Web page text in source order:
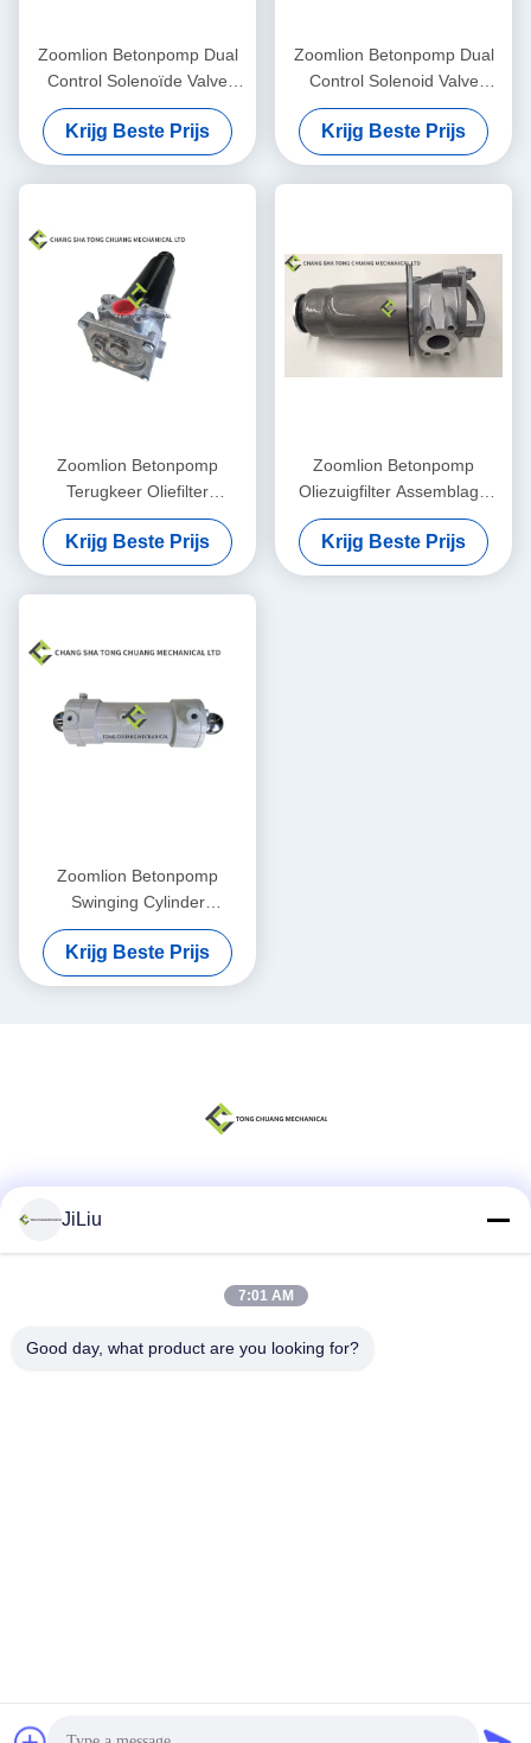
Zoomlion Betonpomp Dual
Control Solenoïde Valve
334D-015-02 1010302328
Krijg Beste Prijs
Zoomlion Betonpomp Dual
Control Solenoid Valve
METAL WORK 1070500150
Krijg Beste Prijs
Zoomlion Betonpomp
Terugkeer Oliefilter
Assemblage KE 2884+KE
2883 1010600428
Krijg Beste Prijs
Zoomlion Betonpomp
Oliezuigfilter Assemblage
DRG 90 Mahler Originele
1010600452
Krijg Beste Prijs
Zoomlion Betonpomp
Swinging Cylinder
Assemblage (links) F9000
(Voorrijrijzitter)
000190201A0200000
Krijg Beste Prijs
© 2022-2026 Changsha Tongchuang Mechanical Co., Ltd. . Allen
JiLiu
7:01 AM
Good day, what product are you looking for?